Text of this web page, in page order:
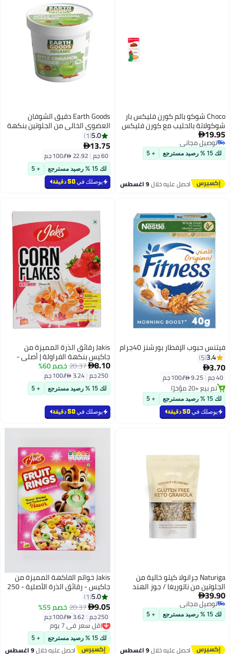
Choco شوكو بالم كورن فليكس بار
شوكولاتة بالحليب مع كورن فليكس
- 150 جرام 19.95
توصيل مجاني
توصيل مجانيلك 15 % رصيد مسترجع + 5
احصل عليه خلال9 اغسطس
Earth Goods دقيق الشوفان
العضوي الخالي من الجلوتين بنكهة
التفاح والقرفة
5.0
1
13.75
60 جم |
لك 15 % رصيد مسترجع + 5
يوصلك في50 دقيقة
فيتنس حبوب الإفطار بورشنز 40جرام
3.4
5
3.70
40 جم |
تم بيع +20 مؤخرًا
تم بيع +20 مؤخرًالك 15 % رصيد مسترجع + 5
يوصلك في50 دقيقة
Jakis رقائق الذرة المميزة من
جاكيس بنكهة الفراولة | أصلي -
250 جرام 8.10
20.37خصم 60%
250 جم |
لك 15 % رصيد مسترجع + 5
يوصلك في50 دقيقة
Naturiga جرانولا كيتو خالية من
الجلوتين من ناتوريغا / جوز الهند
والتوت الأزرق (250 غرام)
39.90
توصيل مجاني
توصيل مجانيلك 15 % رصيد مسترجع + 5
احصل عليه خلال9 اغسطس
Jakis خواتم الفاكهة المميزة من
جاكيس - رقائق الذرة الأصلية - 250
جرام5.0
1
9.05
20.37خصم 55%
250 جم |
أقل سعر في 7 يوم
توصيل مجاني
أقل سعر في 7 يوملك 15 % رصيد مسترجع + 5
احصل عليه خلال9 اغسطس